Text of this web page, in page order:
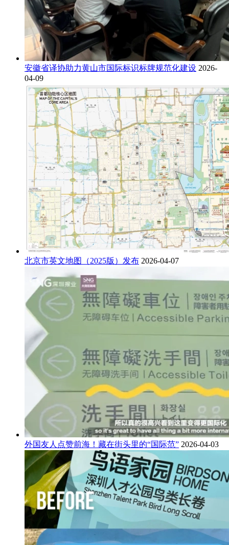
安徽省译协助力黄山市国际标识标牌规范化建设 2026-
04-09
北京市英文地图（2025版）发布 2026-04-07
外国友人点赞前海！藏在街头里的“国际范” 2026-04-03